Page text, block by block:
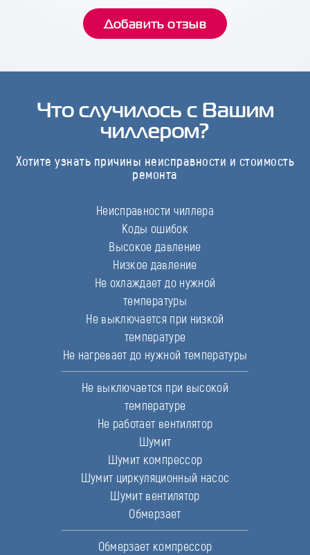
Добавить отзыв
Что случилось с Вашим
чиллером?
Хотите узнать причины неисправности и стоимость
ремонта
Неисправности чиллера
Коды ошибок
Высокое давление
Низкое давление
Не охлаждает до нужной
температуры
Не выключается при низкой
температуре
Не нагревает до нужной температуры
Не выключается при высокой
температуре
Не работает вентилятор
Шумит
Шумит компрессор
Шумит циркуляционный насос
Шумит вентилятор
Обмерзает
Обмерзает компрессор